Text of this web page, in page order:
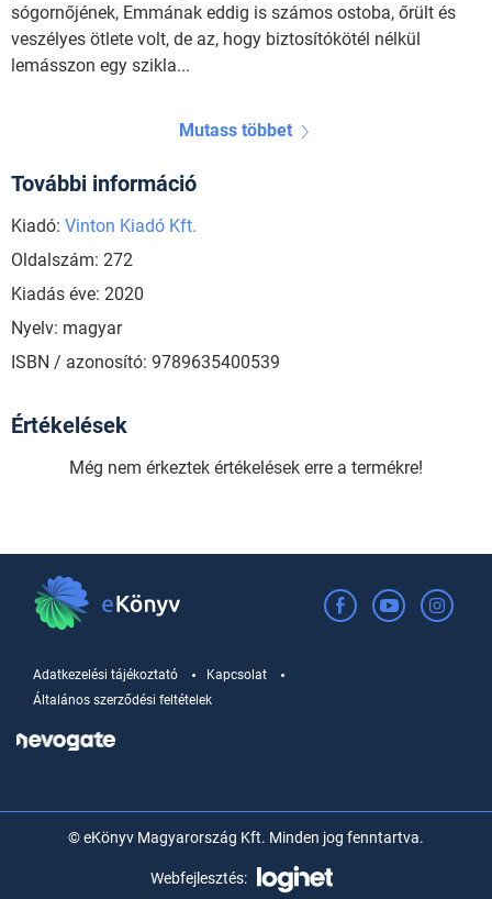
sógornőjének, Emmának eddig is számos ostoba, őrült és
veszélyes ötlete volt, de az, hogy biztosítókötél nélkül
lemásszon egy szikla...
Mutass többet
További információ
Kiadó: Vinton Kiadó Kft.
Oldalszám: 272
Kiadás éve: 2020
Nyelv: magyar
ISBN / azonosító: 9789635400539
Értékelések
Még nem érkeztek értékelések erre a termékre!
Adatkezelési tájékoztató
Kapcsolat
Általános szerződési feltételek
© eKönyv Magyarország Kft. Minden jog fenntartva.
Webfejlesztés: